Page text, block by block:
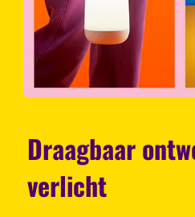
Draagbaar
verlicht